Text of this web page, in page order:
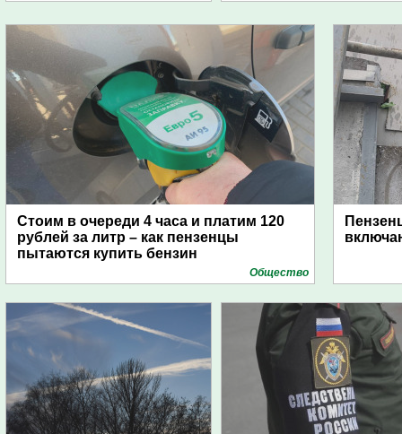
Стоим в очереди 4 часа и платим 120
рублей за литр – как пензенцы
пытаются купить бензин
Общество